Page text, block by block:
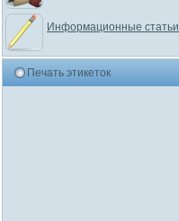
Информационные статьи
Печать этикеток